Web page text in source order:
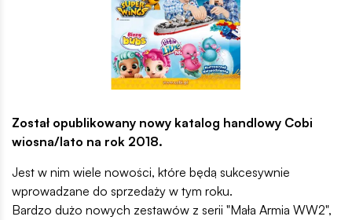
Został opublikowany nowy katalog handlowy Cobi
wiosna/lato na rok 2018.
Jest w nim wiele nowości, które będą sukcesywnie
wprowadzane do sprzedaży w tym roku.
Bardzo dużo nowych zestawów z serii "Mała Armia WW2",